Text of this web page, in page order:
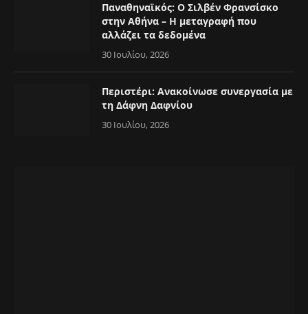
Παναθηναϊκός: Ο Σιλβέν Φρανσίσκο
στην Αθήνα – Η μεταγραφή που
αλλάζει τα δεδομένα
30 Ιουλίου, 2026
Περιστέρι: Ανακοίνωσε συνεργασία με
τη Δάφνη Δαφνίου
30 Ιουλίου, 2026